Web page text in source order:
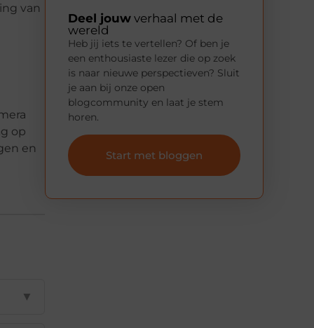
van
op
en
▼
Deel jouw verhaal met de
wereld
Heb jij iets te vertellen? Of ben je
een enthousiaste lezer die op zoek
is naar nieuwe perspectieven? Sluit
je aan bij onze open
blogcommunity en laat je stem
horen.
Start met bloggen